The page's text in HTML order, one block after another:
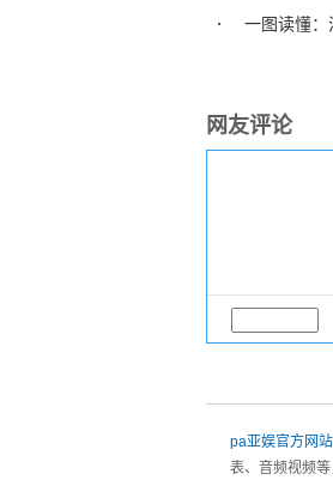
一图读懂
网友评论
pa亚娱官方网
表、音频视频